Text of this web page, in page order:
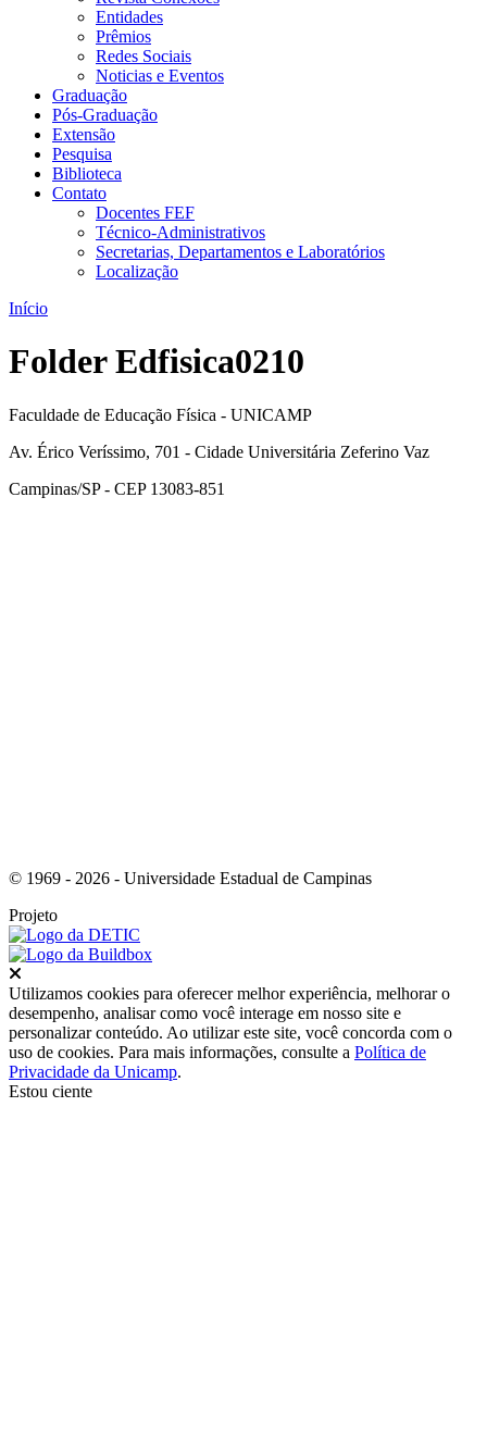
Entidades
Prêmios
Redes Sociais
Noticias e Eventos
Graduação
Pós-Graduação
Extensão
Pesquisa
Biblioteca
Contato
Docentes FEF
Técnico-Administrativos
Secretarias, Departamentos e Laboratórios
Localização
Início
Folder Edfisica0210
Faculdade de Educação Física - UNICAMP
Av. Érico Veríssimo, 701 - Cidade Universitária Zeferino Vaz
Campinas/SP - CEP 13083-851
© 1969 - 2026 - Universidade Estadual de Campinas
Projeto
Utilizamos cookies para oferecer melhor experiência, melhorar o
desempenho, analisar como você interage em nosso site e
personalizar conteúdo. Ao utilizar este site, você concorda com o
uso de cookies. Para mais informações, consulte a Política de
Privacidade da Unicamp.
Estou ciente